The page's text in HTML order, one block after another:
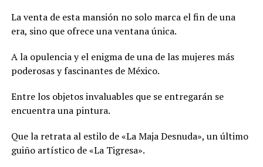
La venta de esta mansión no solo marca el fin de una
era, sino que ofrece una ventana única.
A la opulencia y el enigma de una de las mujeres más
poderosas y fascinantes de México.
Entre los objetos invaluables que se entregarán se
encuentra una pintura.
Que la retrata al estilo de «La Maja Desnuda», un último
guiño artístico de «La Tigresa».